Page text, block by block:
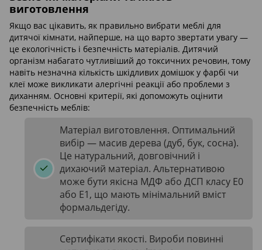
виготовлення
Якщо вас цікавить, як правильно вибрати меблі для
дитячої кімнати, найперше, на що варто звертати увагу —
це екологічність і безпечність матеріалів. Дитячий
організм набагато чутливіший до токсичних речовин, тому
навіть незначна кількість шкідливих домішок у фарбі чи
клеї може викликати алергічні реакції або проблеми з
диханням. Основні критерії, які допоможуть оцінити
безпечність меблів:
Матеріал виготовлення. Оптимальний
вибір — масив дерева (дуб, бук, сосна).
Це натуральний, довговічний і
дихаючий матеріал. Альтернативою
може бути якісна МДФ або ДСП класу Е0
або Е1, що мають мінімальний вміст
формальдегіду.
Сертифікати якості. Вироби повинні